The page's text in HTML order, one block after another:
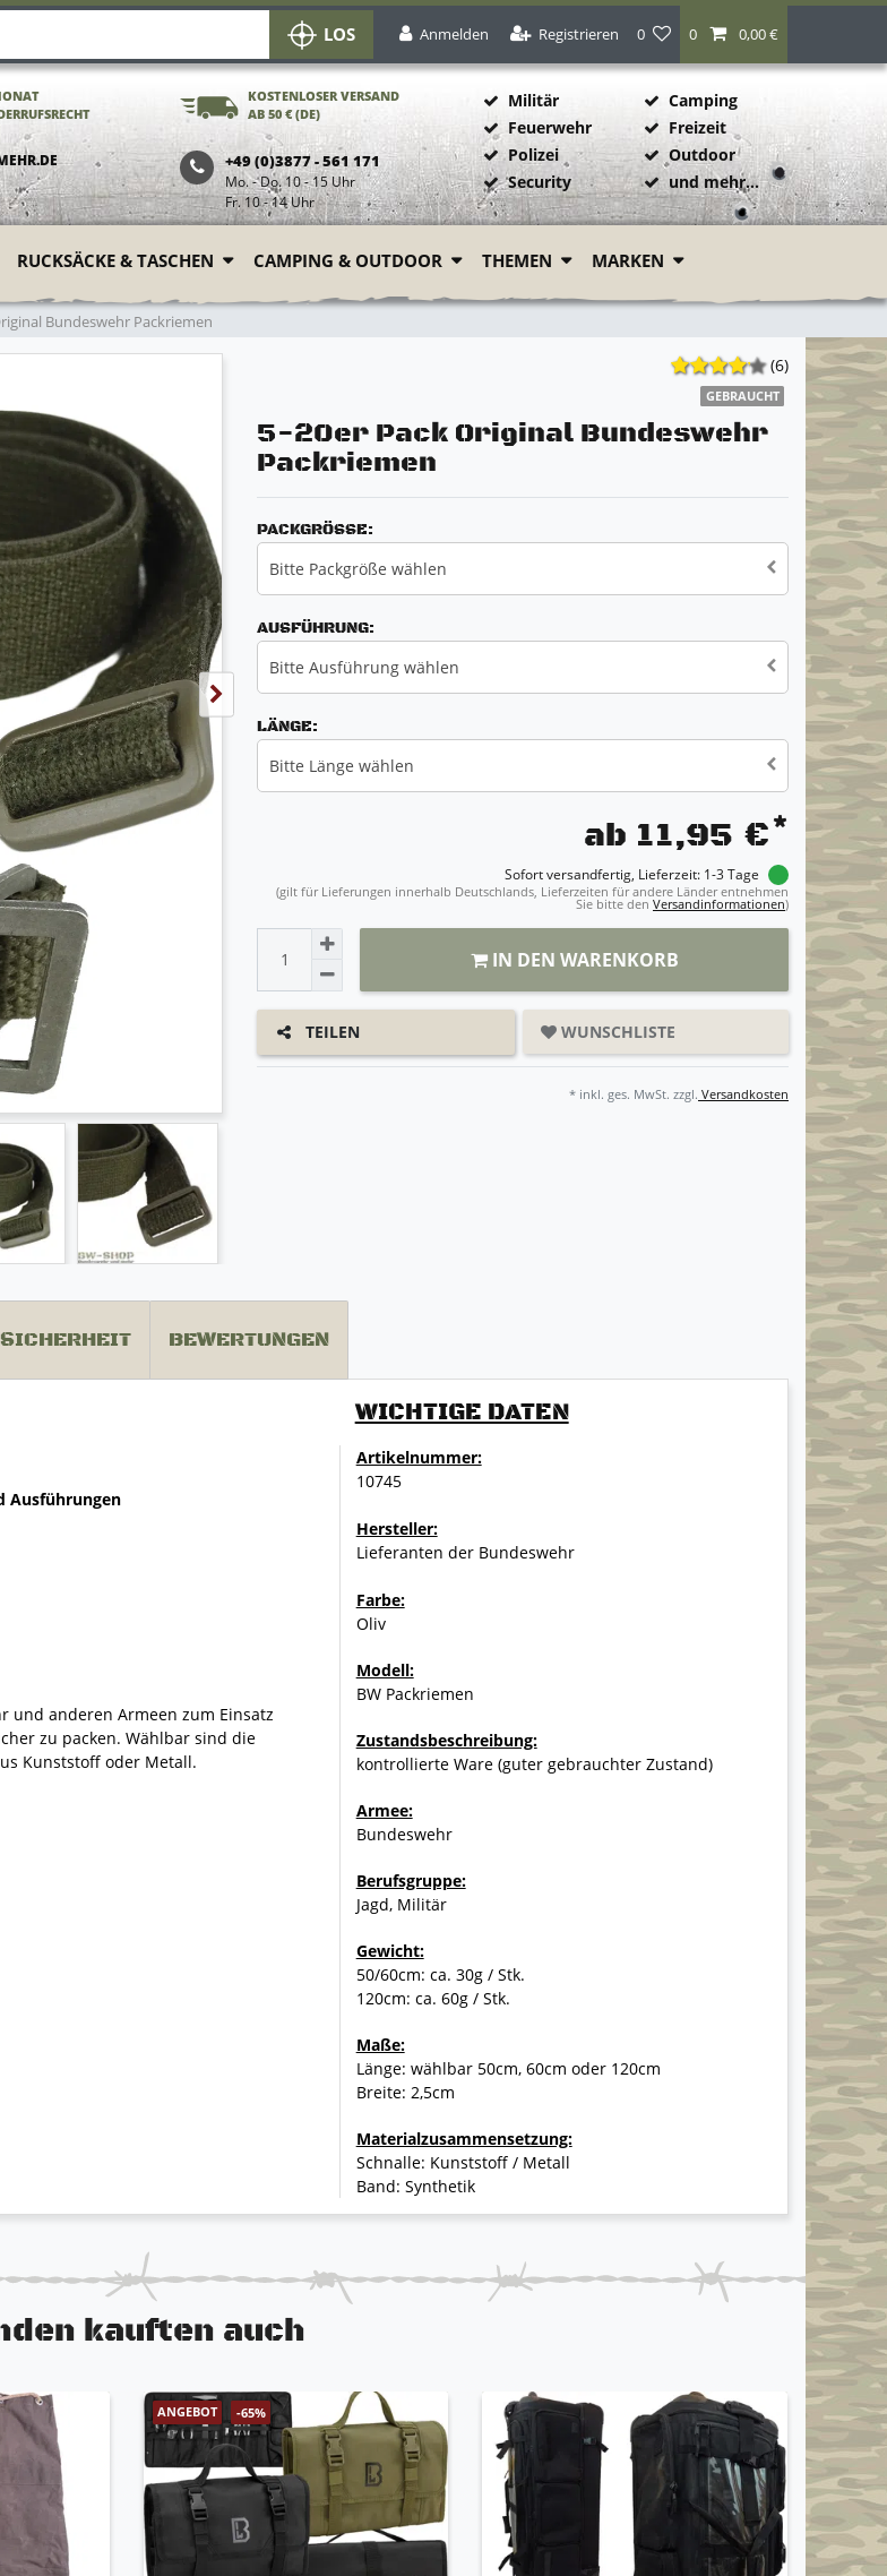
LOS Anmelden Registrieren 0 0 0,00 €
KOSTENLOSER VERSAND
AB 50 € (DE)
+49 (0)3877 - 561 171
Mo. - Do. 10 - 15 Uhr
Fr. 10 - 14 Uhr
Militär
Feuerwehr
Polizei
Security
Camping
Freizeit
Outdoor
und mehr...
RUCKSÄCKE & TASCHEN CAMPING & OUTDOOR THEMEN MARKEN
Bundeswehr Packriemen
(6)
GEBRAUCHT
5-20er Pack Original Bundeswehr
Packriemen
PACKGRÖSSE:
Bitte Packgröße wählen
AUSFÜHRUNG:
Bitte Ausführung wählen
LÄNGE:
Bitte Länge wählen
ab 11,95 €*
Sofort versandfertig, Lieferzeit: 1-3 Tage
(gilt für Lieferungen innerhalb Deutschlands, Lieferzeiten für andere Länder entnehmen
Sie bitte den Versandinformationen)
IN DEN WARENKORB
TEILEN WUNSCHLISTE
* inkl. ges. MwSt. zzgl. Versandkosten
BEWERTUNGEN
Ausführungen
und anderen Armeen zum Einsatz
zu packen. Wählbar sind die
Kunststoff oder Metall.
WICHTIGE DATEN
Artikelnummer:
10745
Hersteller:
Lieferanten der Bundeswehr
Farbe:
Oliv
Modell:
BW Packriemen
Zustandsbeschreibung:
kontrollierte Ware (guter gebrauchter Zustand)
Armee:
Bundeswehr
Berufsgruppe:
Jagd, Militär
Gewicht:
50/60cm: ca. 30g / Stk.
120cm: ca. 60g / Stk.
Maße:
Länge: wählbar 50cm, 60cm oder 120cm
Breite: 2,5cm
Materialzusammensetzung:
Schnalle: Kunststoff / Metall
Band: Synthetik
kauften auch
ANGEBOT -65%